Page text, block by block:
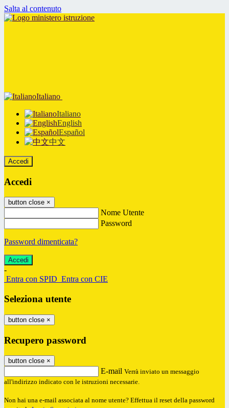
Salta al contenuto
Italiano
Italiano
English
Español
中文
Accedi
Accedi
button close ×
Nome Utente
Password
Password dimenticata?
-
Entra con SPID Entra con CIE
Seleziona utente
button close ×
Recupero password
button close ×
E-mail Verrà inviato un messaggio
all'indirizzo indicato con le istruzioni necessarie.
Non hai una e-mail associata al nome utente? Effettua il reset della password